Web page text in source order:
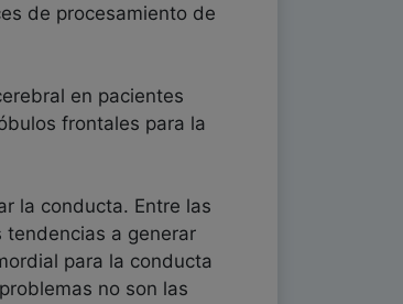
de procesamiento de
en pacientes
frontales para la
la conducta. Entre las
tendencias a generar
para la conducta
no son las